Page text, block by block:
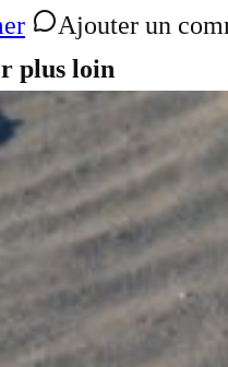
Ajouter un
plus loin